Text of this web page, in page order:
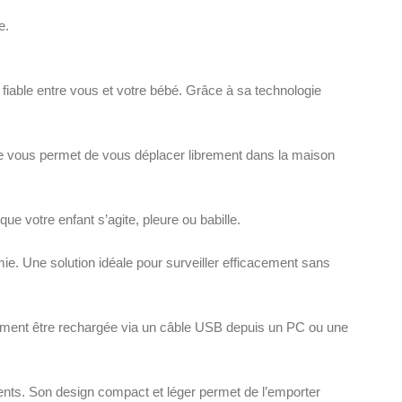
entre vous et votre bébé. Grâce à sa technologie
vous permet de vous déplacer librement dans la maison
votre enfant s’agite, pleure ou babille.
Une solution idéale pour surveiller efficacement sans
être rechargée via un câble USB depuis un PC ou une
Son design compact et léger permet de l’emporter